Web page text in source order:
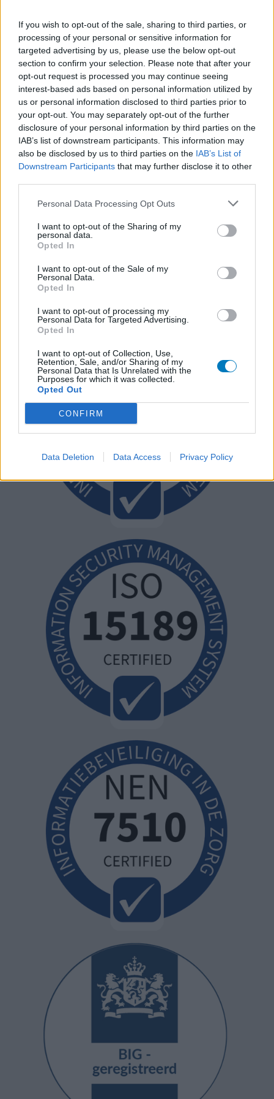
If you wish to opt-out of the sale, sharing to third parties, or
processing of your personal or sensitive information for
targeted advertising by us, please use the below opt-out
section to confirm your selection. Please note that after your
opt-out request is processed you may continue seeing
interest-based ads based on personal information utilized by
us or personal information disclosed to third parties prior to
your opt-out. You may separately opt-out of the further
disclosure of your personal information by third parties on the
IAB’s list of downstream participants. This information may
also be disclosed by us to third parties on the IAB’s List of
Downstream Participants that may further disclose it to other
Personal Data Processing Opt Outs
I want to opt-out of the Sharing of my
personal data.
Opted In
I want to opt-out of the Sale of my
Personal Data.
Opted In
I want to opt-out of processing my
Personal Data for Targeted Advertising.
Opted In
I want to opt-out of Collection, Use,
Retention, Sale, and/or Sharing of my
Personal Data that Is Unrelated with the
Purposes for which it was collected.
Opted Out
CONFIRM
Data Deletion Data Access Privacy Policy
des connaissances médicales. De cette façon, les évaluations
reflètent seulement une image fidèle des expériences propres
aux utilisateurs et pas celle du propriétaire de ce site web.
N’oubliez-pas que les expériences peuvent varier selon les
individus et que pour tout avis médical, il faut toujours prendre
contact avec votre médecin ou votre pharmacien.